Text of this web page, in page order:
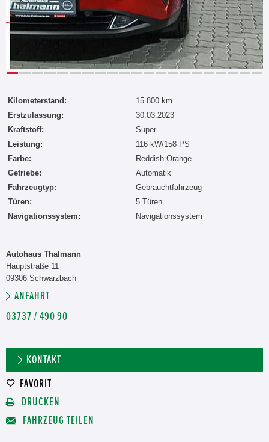
Kilometerstand:
15.800 km
Erstzulassung:
30.03.2023
Kraftstoff:
Super
Leistung:
116 kW/158 PS
Farbe:
Reddish Orange
Getriebe:
Automatik
Fahrzeugtyp:
Gebrauchtfahrzeug
Türen:
5 Türen
Navigationssystem:
Navigationssystem
Autohaus Thalmann
Hauptstraße 11
09306 Schwarzbach
ANFAHRT
03737 / 490 90
KONTAKT
FAVORIT
DRUCKEN
FAHRZEUG TEILEN